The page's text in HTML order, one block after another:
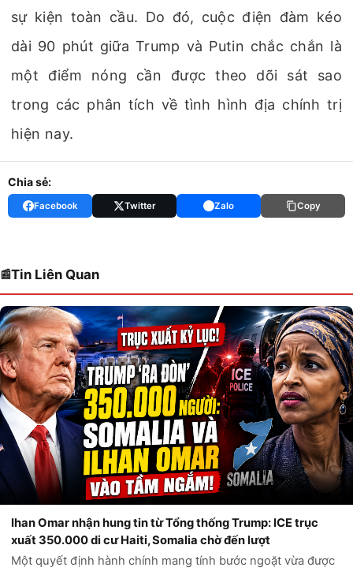
sự kiện toàn cầu. Do đó, cuộc điện đàm kéo
dài 90 phút giữa Trump và Putin chắc chắn là
một điểm nóng cần được theo dõi sát sao
trong các phân tích về tình hình địa chính trị
hiện nay.
Chia sẻ:
Facebook Twitter Zalo Copy
Tin Liên Quan
Ihan Omar nhận hung tin từ Tổng thống Trump: ICE trục
xuất 350.000 di cư Haiti, Somalia chờ đến lượt
Một quyết định hành chính mang tính bước ngoặt vừa được